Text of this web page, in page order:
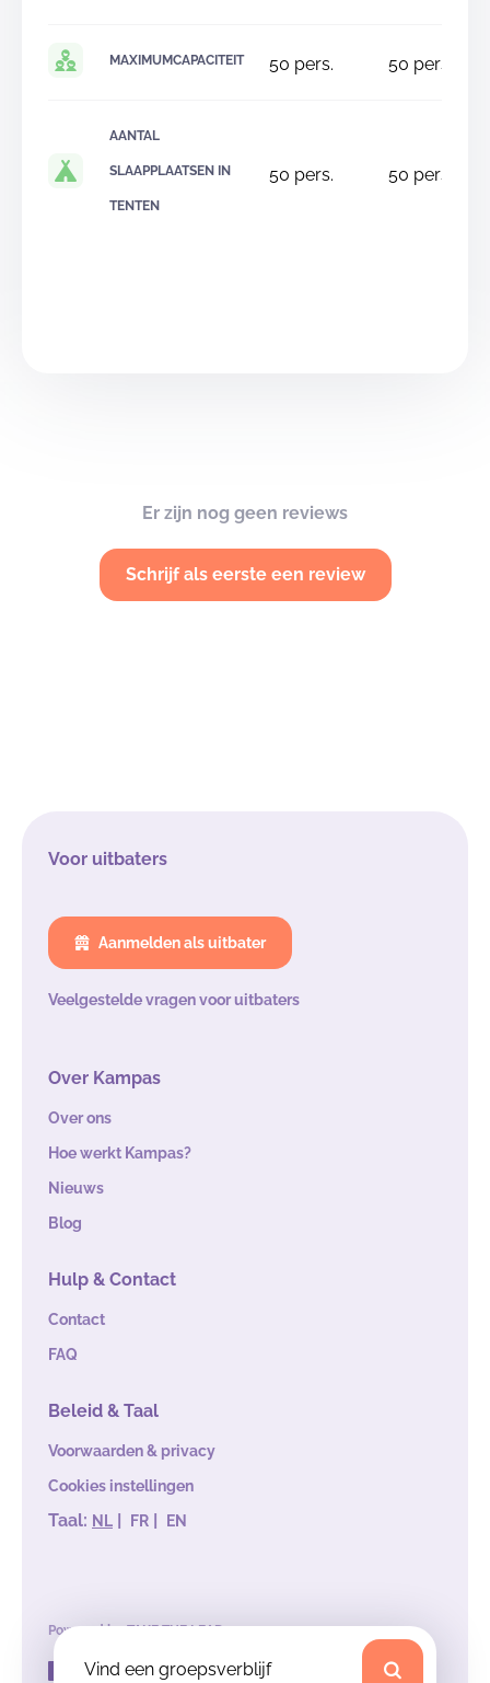
Vind een groepsverblijf
MAXIMUMCAPACITEIT 50 pers. 50 pers.
AANTAL
SLAAPPLAATSEN IN
TENTEN
50 pers. 50 pers.
Er zijn nog geen reviews
Schrijf als eerste een review
Voor uitbaters
Aanmelden als uitbater
Veelgestelde vragen voor uitbaters
Over Kampas
Over ons
Hoe werkt Kampas?
Nieuws
Blog
Hulp & Contact
Contact
FAQ
Beleid & Taal
Voorwaarden & privacy
Cookies instellingen
Taal: NL | FR | EN
Powered byTAKE THE LEAD